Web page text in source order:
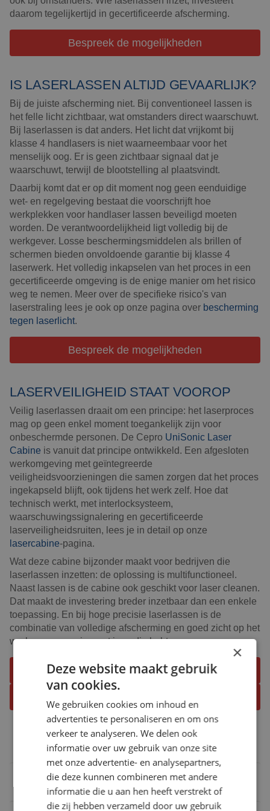
daarom tegelijkertijd in gecertificeerde afscherming.
Bespreek de mogelijkheden
IS LASERLASSEN ALTIJD GEVAARLIJK?
Bij de juiste afscherming niet. Bij conventioneel lassen is
het felle licht zichtbaar, wat omstanders direct waarschuwt.
Bij laserlassen is dat anders. Het licht dat vrijkomt bij
klasse 4 handlasers is niet waarneembaar voor het
menselijk oog. Er is geen zichtbaar signaal dat je
waarschuwt, terwijl de blootstelling al plaatsvindt.
Daarbij komt dat er op dit moment nog geen eenduidige
wet- en regelgeving bestaat die voorschrijft hoe
werkplekken voor handlaser lassen beveiligd moeten
worden. De verantwoordelijkheid ligt volledig bij de
werkgever. Losse beschermingsmiddelen als brillen of
schermen bieden onvoldoende garantie bij klasse 4
laserwerk. Het volledig inkapselen van het proces in een
gecertificeerde omgeving is de enige manier om het risico
weg te nemen. Meer over de specifieke risico's van
laserstraling lees je ook op onze pagina over bescherming
tegen laserlicht.
Bespreek de mogelijkheden
LASERVEILIGHEID STAAT VOOROP
Veilig laserlassen draait om een principe: het laserproces
mag op geen enkel moment toegankelijk zijn voor
onbeschermde personen. De Cepro UniSonic Laser
Cabine is vanuit dat principe ontwikkeld. Een afgesloten
werkomgeving met geïntegreerde
veiligheidsvoorzieningen die samen zorgen dat het proces
ingekapseld blijft, ook tijdens het werk zelf. Hoe dat
technisch werkt, met interlocksysteem,
waarschuwingssignalering en gecertificeerde
laserveiligheidsruiten, lees je in detail op onze
lasercabine-pagina.
Wat deze cabine bijzonder maakt voor bedrijven die
laserlassen inzetten: de oplossing is multifunctioneel.
Naast lassen is de cabine ook geschikt voor laser cleanen.
Dat maakt de investering breder inzetbaar dan een enkele
toepassing. En bij hoge precisie laserlassen is de
combinatie van volledige afscherming en goed zicht op het
werkproces precies wat je nodig hebt.
Bespreek de mogelijkheden
Wat is laserlassen?
Is laserlassen gevaarlijk?
×
Deze website maakt gebruik
van cookies.
We gebruiken cookies om inhoud en
advertenties te personaliseren en om ons
verkeer te analyseren. We delen ook
informatie over uw gebruik van onze site
met onze advertentie- en analysepartners,
die deze kunnen combineren met andere
informatie die u aan hen heeft verstrekt of
die zij hebben verzameld door uw gebruik